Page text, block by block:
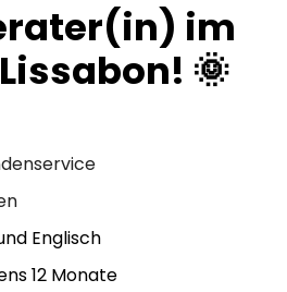
im
🌞
Englisch
12 Monate